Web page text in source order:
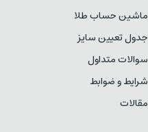
ماشین حساب طلا
جدول تعیین سایز
سوالات متداول
شرایط و ضوابط
مقالات